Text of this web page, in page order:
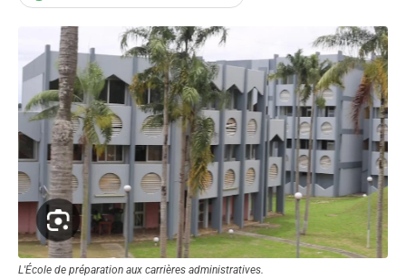
L'École de préparation aux carrières administratives.